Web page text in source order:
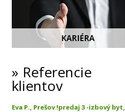
Referencie
klientov
Eva P., Prešov !predaj 3 -izbový byt,